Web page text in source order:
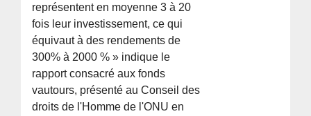
représentent en moyenne 3 à 20
fois leur investissement, ce qui
équivaut à des rendements de
300% à 2000 % » indique le
rapport consacré aux fonds
vautours, présenté au Conseil des
droits de l'Homme de l'ONU en